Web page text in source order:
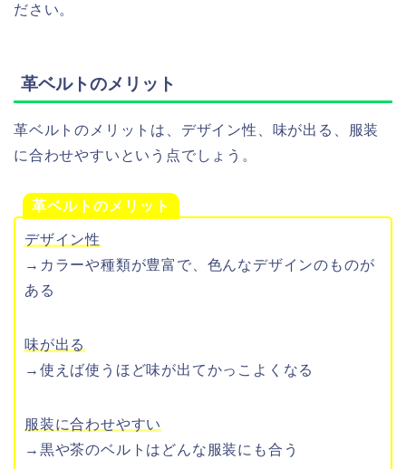
ださい。
革ベルトのメリット
革ベルトのメリットは、デザイン性、味が出る、服装
に合わせやすいという点でしょう。
革ベルトのメリット
デザイン性
→カラーや種類が豊富で、色んなデザインのものが
ある
味が出る
→使えば使うほど味が出てかっこよくなる
服装に合わせやすい
→黒や茶のベルトはどんな服装にも合う